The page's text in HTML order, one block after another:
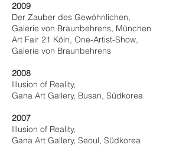
2009
Der Zauber des Gewöhnlichen,
Galerie von Braunbehrens, München
Art Fair 21 Köln, One-Artist-Show,
Galerie von Braunbehrens
2008
Illusion of Reality,
Gana Art Gallery, Busan, Südkorea
2007
Illusion of Reality,
Gana Art Gallery, Seoul, Südkorea